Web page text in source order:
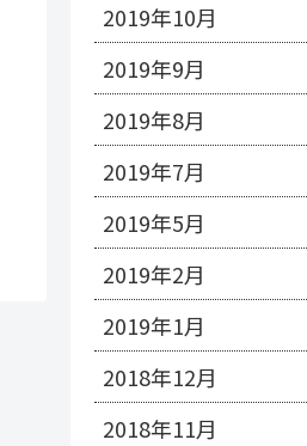
2019年10月
2019年9月
2019年8月
2019年7月
2019年5月
2019年2月
2019年1月
2018年12月
2018年11月